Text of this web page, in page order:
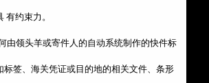
有约束力。
由领头羊或寄件人的自动系统制作的快件标
标签、海关凭证或目的地的相关文件、条形